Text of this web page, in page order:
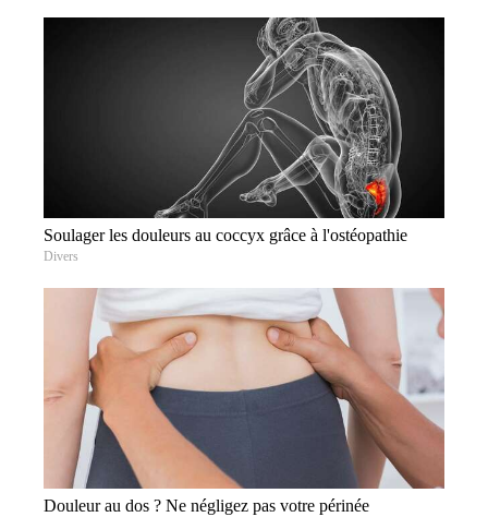
Soulager les douleurs au coccyx grâce à l'ostéopathie
Divers
Douleur au dos ? Ne négligez pas votre périnée